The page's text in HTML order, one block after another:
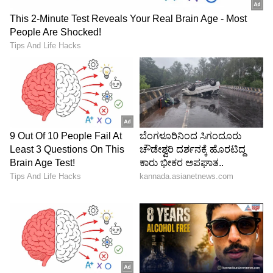
ಅಣ್ಣನಿದ್ದಂತೆ. 'ಇಂತಹ ವದಂತಿಗಳು ನಗೆಪಾಟಲಿಗೀಡಾಗುತ್ತವೆ.
ಜನರು ಈ ರೀತಿ ತಲೆಬುಡವಿಲ್ಲದೆ ಮಾತನಾಡುತ್ತಾರೆ' ಎಂದು
ಅವರು ಬರೆದಿದ್ದಾರೆ.
5
7
ವಿವಾಹೇತರ ಸಂಬಂಧ ಹೊಂದಿಲ್ಲದ ವ್ಯಕ್ತಿಯನ್ನು ಜನರು
ಸಲಿಂಗಕಾಮಿ ಎಂದು ಪರಿಗಣಿಸಲು ಪ್ರಾರಂಭಿಸುತ್ತಾರೆ ಎಂದು
ಈ ಪುಸ್ತಕದಲ್ಲಿ ಕರಣ್ ಶಾರುಖ್ ಬಗ್ಗೆ ಬರೆದಿದ್ದಾರೆ.